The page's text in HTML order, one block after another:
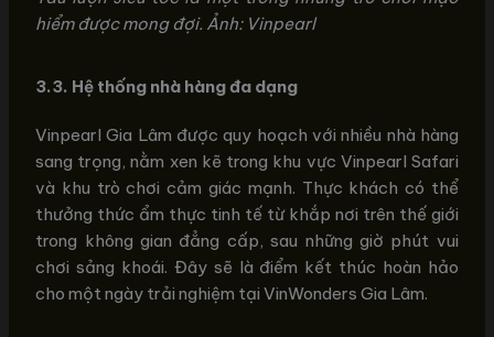
hiểm được mong đợi. Ảnh: Vinpearl
3.3. Hệ thống nhà hàng đa dạng
Vinpearl Gia Lâm được quy hoạch với nhiều nhà hàng
sang trọng, nằm xen kẽ trong khu vực Vinpearl Safari
và khu trò chơi cảm giác mạnh. Thực khách có thể
thưởng thức ẩm thực tinh tế từ khắp nơi trên thế giới
trong không gian đẳng cấp, sau những giờ phút vui
chơi sảng khoái. Đây sẽ là điểm kết thúc hoàn hảo
cho một ngày trải nghiệm tại VinWonders Gia Lâm.